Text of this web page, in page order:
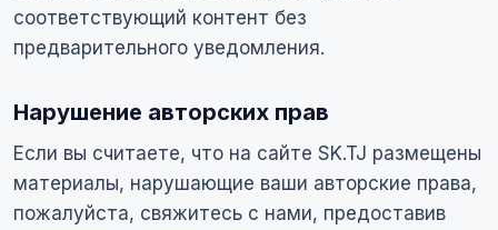
соответствующий контент без
предварительного уведомления.
Нарушение авторских прав
Если вы считаете, что на сайте SK.TJ размещены
материалы, нарушающие ваши авторские права,
пожалуйста, свяжитесь с нами, предоставив